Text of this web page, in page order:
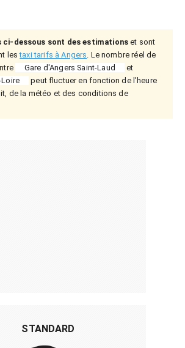
ci-dessous sont des estimations et sont
lestaxi tarifs à Angers. Le nombre réel de
Gare d'Angers Saint-Laud
et
peut fluctuer en fonction de l'heure
de la météo et des conditions de
STANDARD